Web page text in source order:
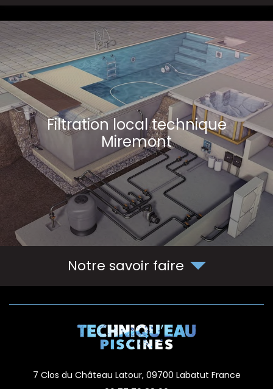
Filtration local technique
Miremont
Notre savoir faire
7 Clos du Château Latour, 09700 Labatut France